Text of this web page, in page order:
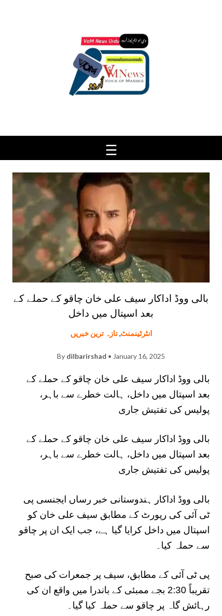
بالی ووڈ اداکار سیف علی خان چاقو کے حملے کے
بعد اسپتال میں داخل
انٹرٹینمنٹ,تازہ ترین خبریں
By dilbarirshad • January 16, 2025
بالی ووڈ اداکار سیف علی خان چاقو کے حملے کے
بعد اسپتال میں داخل، ہالت خطرے سے باہر،
پولیس کی تفتیش جاری
بالی ووڈ اداکار سیف علی خان چاقو کے حملے کے
بعد اسپتال میں داخل، ہالت خطرے سے باہر،
پولیس کی تفتیش جاری
بالی ووڈ اداکار ہندوستانی خبر رساں ایجنسی پی
ٹی آئی کی رپورٹ کے مطابق سیف علی خان کو
اسپتال میں داخل کرایا گیا ہے، جب ایک ان پر چاقو
سے حملہ کیا۔
پی ٹی آئی کے مطابق، سیف پر جمعرات کی صبح
تقریباً 2:30 بجے ممبئی کے باندرا میں واقع ان کی
رہائش گاہ پر چاقو سے حملہ کیا گیا۔